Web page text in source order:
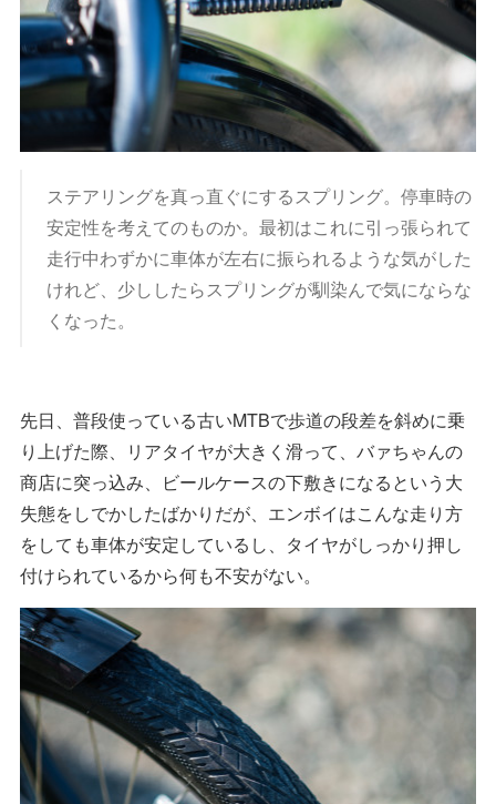
ステアリングを真っ直ぐにするスプリング。停車時の
安定性を考えてのものか。最初はこれに引っ張られて
走行中わずかに車体が左右に振られるような気がした
けれど、少ししたらスプリングが馴染んで気にならな
くなった。
先日、普段使っている古いMTBで歩道の段差を斜めに乗
り上げた際、リアタイヤが大きく滑って、バァちゃんの
商店に突っ込み、ビールケースの下敷きになるという大
失態をしでかしたばかりだが、エンボイはこんな走り方
をしても車体が安定しているし、タイヤがしっかり押し
付けられているから何も不安がない。